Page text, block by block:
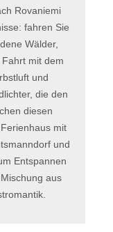
Rovaniemi
fahren Sie
Wälder,
mit dem
und
die den
diesen
mit
und
Entspannen
aus